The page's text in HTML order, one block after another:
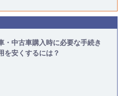
・中古車購入時に必要な手続き
を安くするには？